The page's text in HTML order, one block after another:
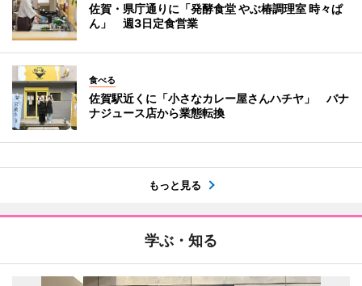
佐賀・県庁通りに「発酵食堂 やぶ椿調理室 時々ぱ
ん」 週3日定食営業
食べる
佐賀駅近くに「小さなカレー屋さんハチヤ」 バナ
ナジュース店から業態転換
もっと見る
学ぶ・知る